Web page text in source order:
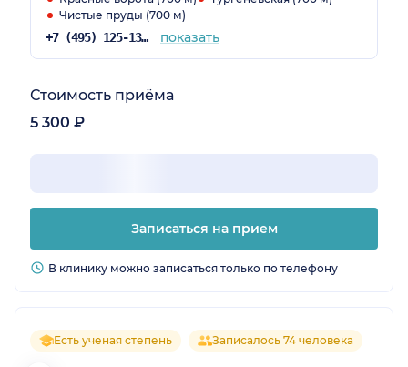
Чистые пруды (700 м)
+7 (495) 125-13-96 показать
Стоимость приёма
5 300 ₽
Записаться на прием
В клинику можно записаться только по телефону
Есть ученая степень Записалось 74 человека